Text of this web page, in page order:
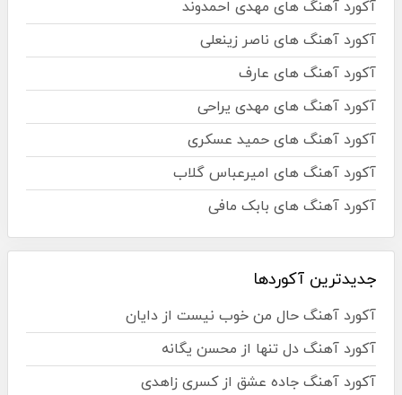
آکورد آهنگ های مهدی احمدوند
آکورد آهنگ های ناصر زینعلی
آکورد آهنگ های عارف
آکورد آهنگ های مهدی یراحی
آکورد آهنگ های حمید عسکری
آکورد آهنگ های امیرعباس گلاب
آکورد آهنگ های بابک مافی
جدیدترین آکوردها
آکورد آهنگ حال من خوب نیست از دایان
آکورد آهنگ دل تنها از محسن یگانه
آکورد آهنگ جاده عشق از کسری زاهدی